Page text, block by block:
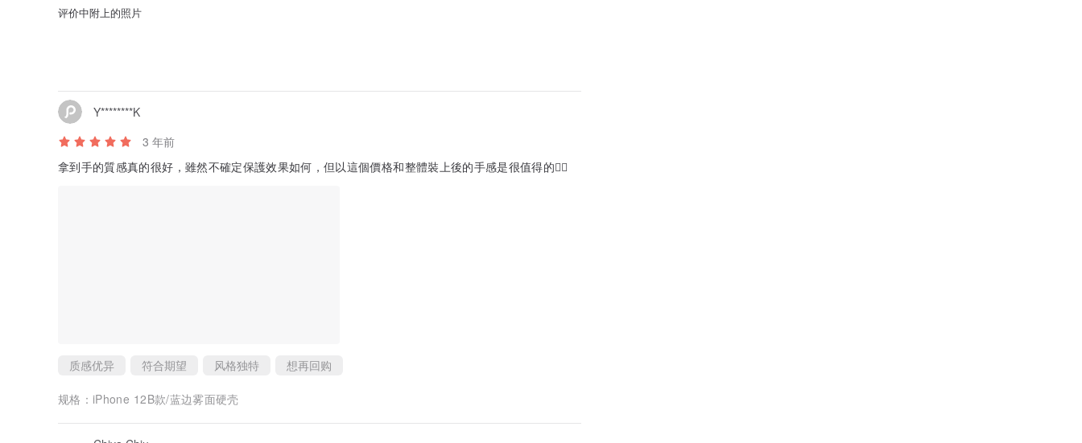
评价中附上的照片
Y********K
3 年前
拿到手的質感真的很好，雖然不確定保護效果如何，但以這個價格和整體裝上後的手感是很值得的👍🏻
质感优异 符合期望 风格独特 想再回购
规格： iPhone 12B款/蓝边雾面硬壳